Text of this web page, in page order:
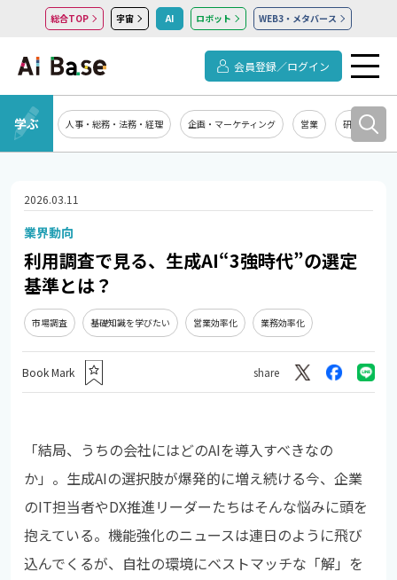
総合TOP 宇宙 AI ロボット WEB3・メタバース
会員登録／ログイン
学ぶ 人事・総務・法務・経理 企画・マーケティング 営業 研究開発
2026.03.11
業界動向
利用調査で見る、生成AI“3強時代”の選定
基準とは？
市場調査 基礎知識を学びたい 営業効率化 業務効率化
Book Mark share
「結局、うちの会社にはどのAIを導入すべきなの
か」。生成AIの選択肢が爆発的に増え続ける今、企業
のIT担当者やDX推進リーダーたちはそんな悩みに頭を
抱えている。機能強化のニュースは連日のように飛び
込んでくるが、自社の環境にベストマッチな「解」を